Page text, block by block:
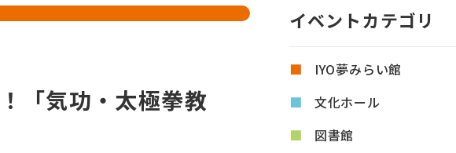
「気功・太極拳教
イベントカテゴリ
IYO夢みらい館
文化ホール
図書館